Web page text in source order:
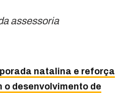
assessoria
natalina e reforça
o desenvolvimento de